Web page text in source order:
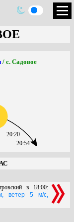
/ с. Садовое
20:54
20:20
в 18:00:
ветер 5 м/с,